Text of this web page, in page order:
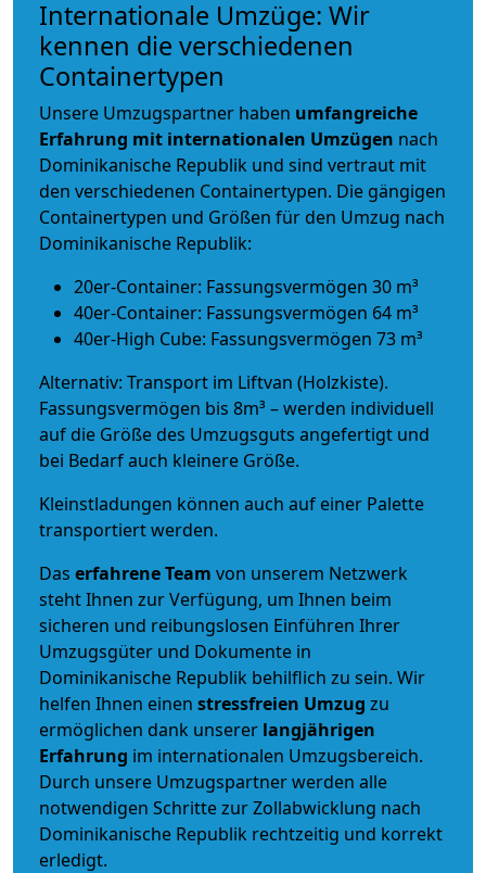
Internationale Umzüge: Wir
kennen die verschiedenen
Containertypen
Unsere Umzugspartner haben umfangreiche
Erfahrung mit internationalen Umzügen nach
Dominikanische Republik und sind vertraut mit
den verschiedenen Containertypen. Die gängigen
Containertypen und Größen für den Umzug nach
Dominikanische Republik:
20er-Container: Fassungsvermögen 30 m³
40er-Container: Fassungsvermögen 64 m³
40er-High Cube: Fassungsvermögen 73 m³
Alternativ: Transport im Liftvan (Holzkiste).
Fassungsvermögen bis 8m³ – werden individuell
auf die Größe des Umzugsguts angefertigt und
bei Bedarf auch kleinere Größe.
Kleinstladungen können auch auf einer Palette
transportiert werden.
Das erfahrene Team von unserem Netzwerk
steht Ihnen zur Verfügung, um Ihnen beim
sicheren und reibungslosen Einführen Ihrer
Umzugsgüter und Dokumente in
Dominikanische Republik behilflich zu sein. Wir
helfen Ihnen einen stressfreien Umzug zu
ermöglichen dank unserer langjährigen
Erfahrung im internationalen Umzugsbereich.
Durch unsere Umzugspartner werden alle
notwendigen Schritte zur Zollabwicklung nach
Dominikanische Republik rechtzeitig und korrekt
erledigt.